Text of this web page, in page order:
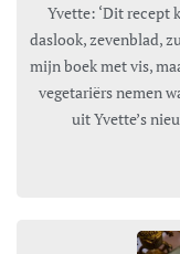
Yvette: ‘Dit recept kan ook met brandnetel, jong kleefkruid,
daslook, zevenblad,
mijn boek met vis,
vegetariërs nemen
uit Yvette’s